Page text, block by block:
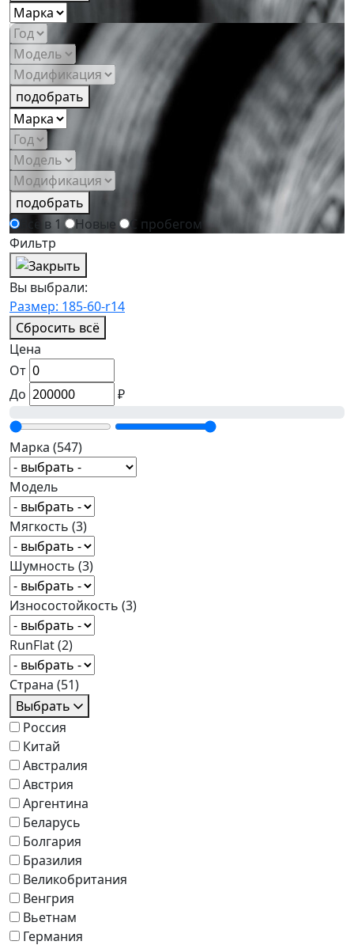
подобрать
подобрать
Всё в 1
Новые
С пробегом
Фильтр
Вы выбрали:
Размер: 185-60-r14
Сбросить всё
Цена
От
До
₽
Марка (547)
Модель
Мягкость (3)
Шумность (3)
Износостойкость (3)
RunFlat(2)
Страна (51)
Выбрать
Россия
Китай
Австралия
Австрия
Аргентина
Беларусь
Болгария
Бразилия
Великобритания
Венгрия
Вьетнам
Германия